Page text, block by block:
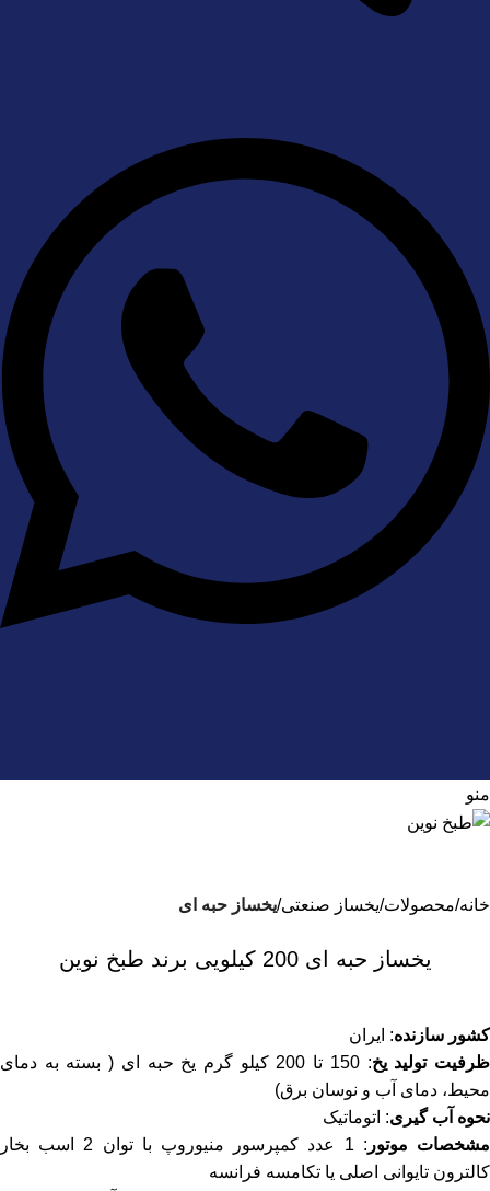
منو
خانه محصولات یخساز صنعتی یخساز حبه ای
یخساز حبه ای 200 کیلویی برند طبخ نوین
کشور سازنده: ایران
ظرفیت تولید یخ
: 150 تا 200 کیلو گرم یخ حبه ای ( بسته به دمای
محیط، دمای آب و نوسان برق)
نحوه آب گیری: اتوماتیک
مشخصات موتور
: 1 عدد کمپرسور منیوروپ با توان 2 اسب بخار
کالترون تایوانی اصلی یا تکامسه فرانسه